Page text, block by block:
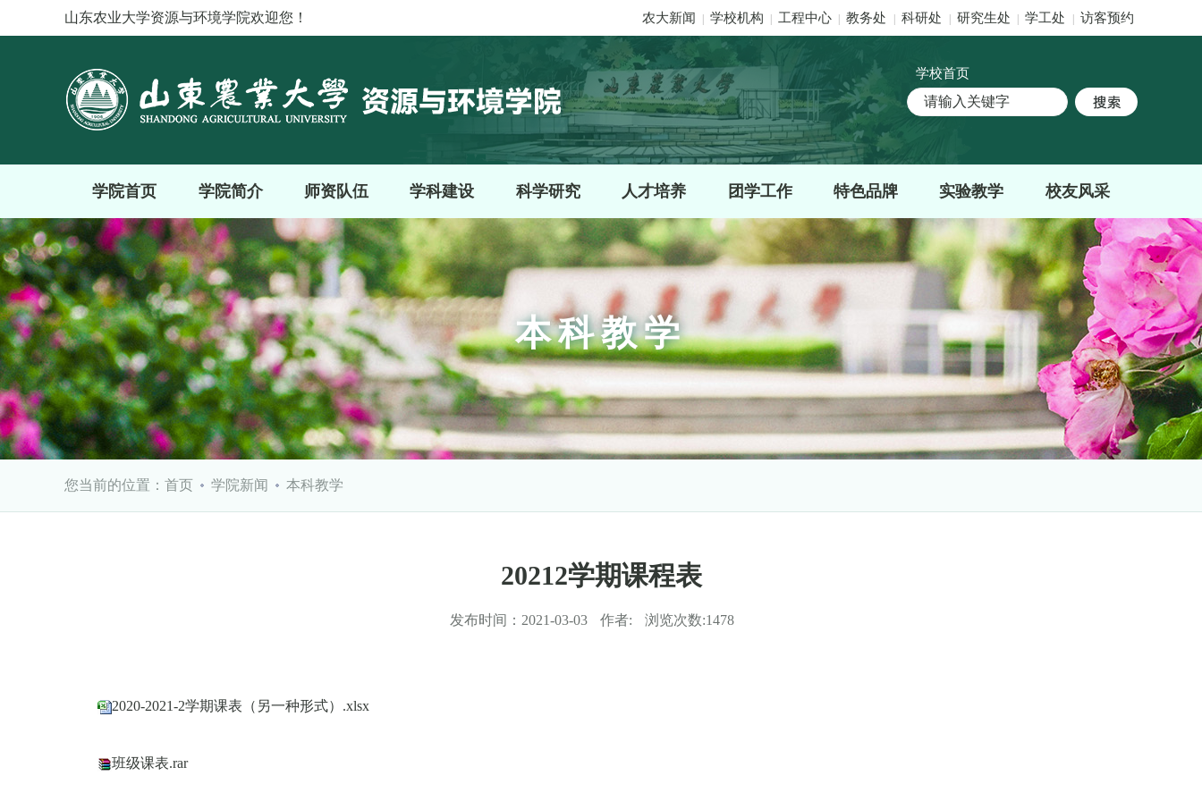
山东农业大学资源与环境学院欢迎您！ 农大新闻 学校机构 工程中心 教务处 科研处 研究生处 学工处 访客预约
学校首页
学院首页 学院简介 师资队伍 学科建设 科学研究 人才培养 团学工作 特色品牌 实验教学 校友风采
本科教学
您当前的位置： 首页 学院新闻 本科教学
20212学期课程表
发布时间： 2021-03-03 作者: 浏览次数:1478
2020-2021-2学期课表（另一种形式）.xlsx
班级课表.rar